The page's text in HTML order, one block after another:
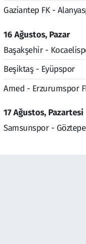
Gaziantep FK -
16 Ağustos, Pazar
Başakşehir -
Beşiktaş - Eyüpspor
Amed - Erzurumspor
17 Ağustos, Pazartesi
Samsunspor - Göztepe